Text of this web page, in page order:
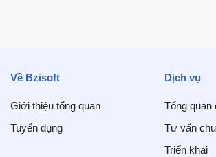
Về Bzisoft
Giới thiệu tổng quan
Tuyển dụng
Dịch vụ
Tổng quan
Tư vấn
Triển khai